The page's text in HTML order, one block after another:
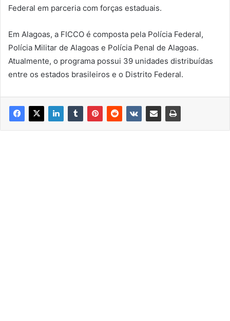
Federal em parceria com forças estaduais.
Em Alagoas, a FICCO é composta pela Polícia Federal,
Polícia Militar de Alagoas e Polícia Penal de Alagoas.
Atualmente, o programa possui 39 unidades distribuídas
entre os estados brasileiros e o Distrito Federal.